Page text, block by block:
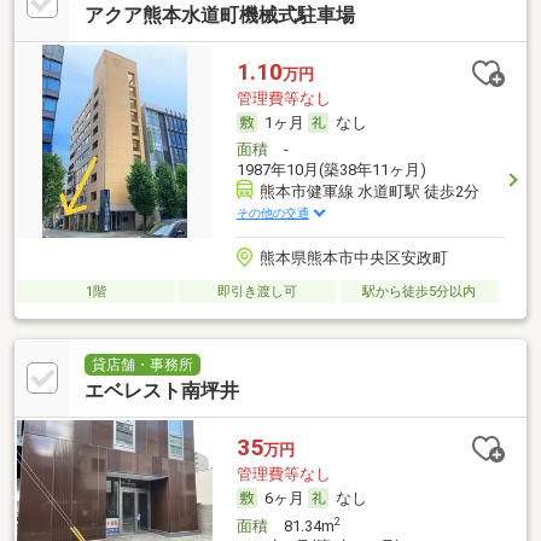
アクア熊本水道町機械式駐車場
1.10万円
管理費等なし
1ヶ月
なし
面積-
1987年10月(築38年11ヶ月)
熊本市健軍線 水道町駅 徒歩2分
その他の交通
熊本県熊本市中央区安政町
1階 即引き渡し可 駅から徒歩5分以内
貸店舗・事務所
エベレスト南坪井
35万円
管理費等なし
6ヶ月
なし
面積81.34m2